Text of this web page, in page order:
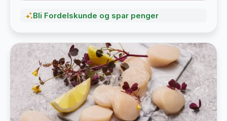
Bli Fordelskunde og spar penger